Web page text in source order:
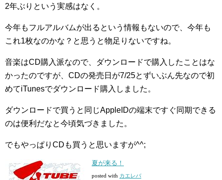
2年ぶりという実感はなく。
今年もフルアルバムが出るという情報もないので、今年も
これ1枚なのかな？と思うと物足りないですね。
音楽はCD購入派なので、ダウンロードで購入したことはな
かったのですが、CDの発売日が7/25とずいぶん先なので初
めてiTunesでダウンロード購入しました。
ダウンロードで買うと同じAppleIDの端末ですぐ同期できる
のは便利だなと今頃気づきました。
でもやっぱりCDも買うと思いますが^^;
夏が来る！
posted with カエレバ